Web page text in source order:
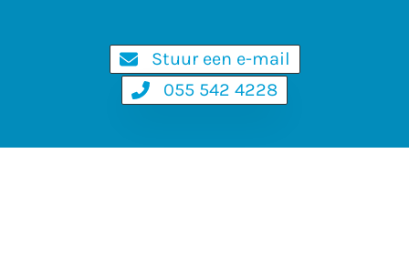
Stuur een e-mail
055 542 4228